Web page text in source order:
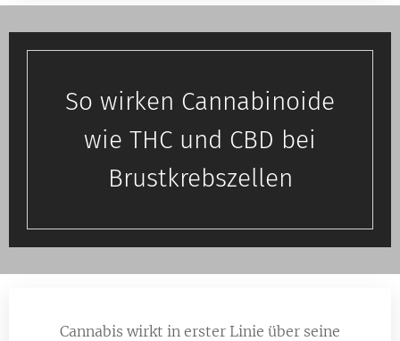
So wirken Cannabinoide
wie THC und CBD bei
Brustkrebszellen
Cannabis wirkt in erster Linie über seine